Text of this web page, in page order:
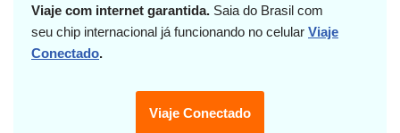
Viaje com internet garantida. Saia do Brasil com
seu chip internacional já funcionando no celular Viaje
Conectado.
Viaje Conectado